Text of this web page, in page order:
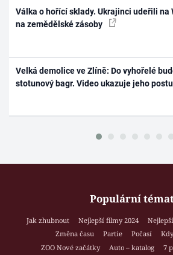
Válka o hořící sklady. Ukrajinci udeřili na
na zemědělské zásoby
Velká demolice ve Zlíně: Do vyhořelé
stotunový bagr. Video ukazuje jeho
Populární
Jak zhubnout Nejlepší filmy 2024
Změna času
Partie Počasí
ZOO Nové začátky
Auto – katalog
7